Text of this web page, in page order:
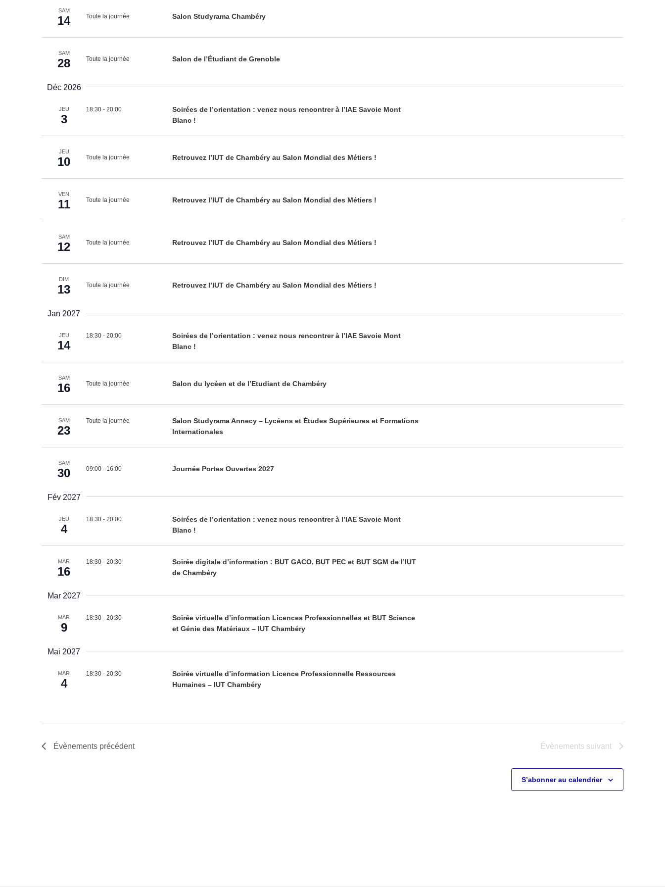
SAM
14 Toute la journée Salon Studyrama Chambéry
SAM
28 Toute la journée Salon de l’Étudiant de Grenoble
Déc 2026
JEU
3
18:30 - 20:00
Soirées de l’orientation : venez nous rencontrer à l’IAE Savoie Mont
Blanc !
JEU
10 Toute la journée Retrouvez l’IUT de Chambéry au Salon Mondial des Métiers !
VEN
11 Toute la journée Retrouvez l’IUT de Chambéry au Salon Mondial des Métiers !
SAM
12 Toute la journée Retrouvez l’IUT de Chambéry au Salon Mondial des Métiers !
DIM
13 Toute la journée Retrouvez l’IUT de Chambéry au Salon Mondial des Métiers !
Jan 2027
JEU
14
18:30 - 20:00
Soirées de l’orientation : venez nous rencontrer à l’IAE Savoie Mont
Blanc !
SAM
16 Toute la journée Salon du lycéen et de l’Etudiant de Chambéry
SAM
23
Toute la journée
Salon Studyrama Annecy – Lycéens et Études Supérieures et Formations
Internationales
SAM
30 09:00 - 16:00 Journée Portes Ouvertes 2027
Fév 2027
JEU
4
18:30 - 20:00
Soirées de l’orientation : venez nous rencontrer à l’IAE Savoie Mont
Blanc !
MAR
16
18:30 - 20:30
Soirée digitale d’information : BUT GACO, BUT PEC et BUT SGM de l’IUT
de Chambéry
Mar 2027
MAR
9
18:30 - 20:30
Soirée virtuelle d’information Licences Professionnelles et BUT Science
et Génie des Matériaux – IUT Chambéry
Mai 2027
MAR
4
18:30 - 20:30
Soirée virtuelle d’information Licence Professionnelle Ressources
Humaines – IUT Chambéry
Évènements précédent Évènements suivant
S’abonner au calendrier